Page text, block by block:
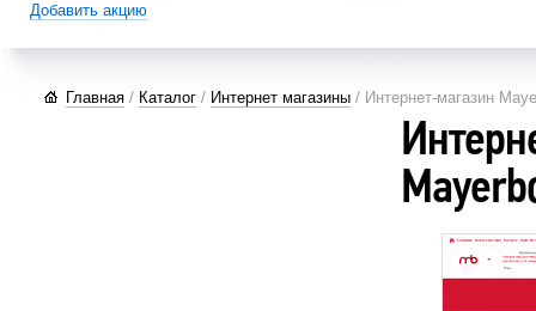
Добавить акцию
Главная / Каталог / Интернет магазины / Интернет-магазин